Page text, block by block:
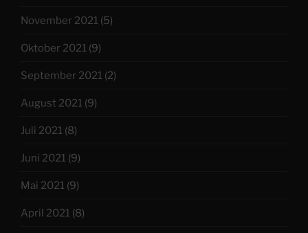
November 2021 (5)
Oktober 2021 (9)
September 2021 (2)
August 2021 (9)
Juli 2021 (8)
Juni 2021 (9)
Mai 2021 (9)
April 2021 (8)